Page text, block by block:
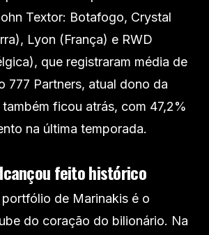
Textor: Botafogo, Crystal
Lyon (França) e RWD
que registraram média de
777 Partners, atual dono da
ficou atrás, com 47,2%
na última temporada.
feito histórico
de Marinakis é o
do coração do bilionário. Na